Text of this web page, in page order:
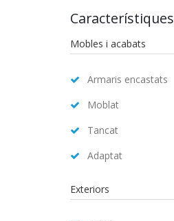
Característiques
Mobles i acabats
Armaris encastats
Moblat
Tancat
Adaptat
Exteriors